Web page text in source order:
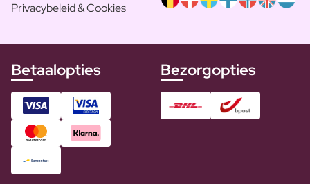
Privacybeleid & Cookies
Betaalopties Bezorgopties